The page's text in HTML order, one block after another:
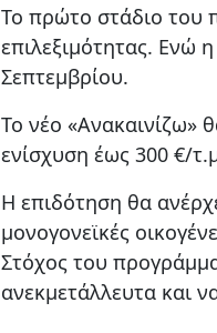
Το πρώτο στάδιο του
επιλεξιμότητας. Ενώ
Σεπτεμβρίου.
Το νέο «Ανακαινίζω»
ενίσχυση έως 300 €/
Η επιδότηση θα
μονογονεϊκές
Στόχος του
ανεκμετάλλευτα και